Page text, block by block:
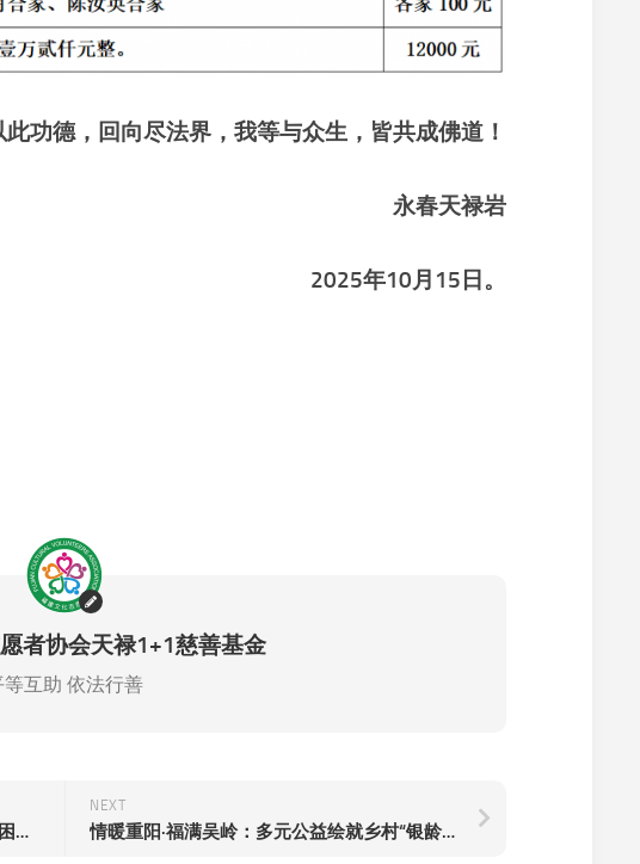
此功德，回向尽法界，我等与众生，皆共成佛道！
永春天禄岩
2025年10月 15 日 。
者协会天禄1+1慈善基金
等互助 依法行善
NEXT
情暖重阳·福满吴岭：多元公益绘就乡村“银龄”幸福图景
情暖重阳·爱满桃源：永春公益力量携手为困难群体送去秋日暖阳